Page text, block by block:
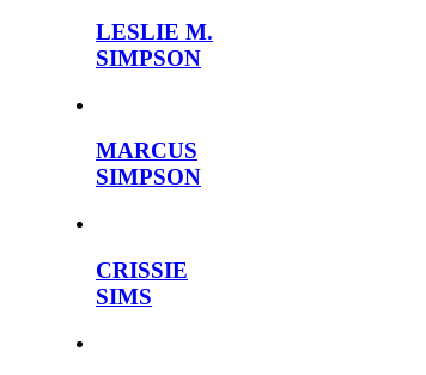
LESLIE M.
SIMPSON
MARCUS
SIMPSON
CRISSIE
SIMS